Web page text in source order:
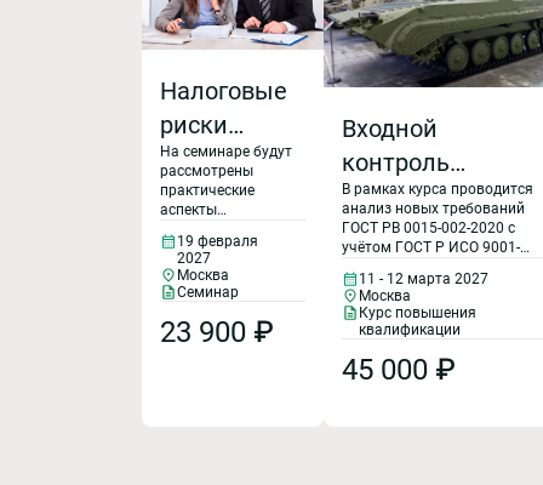
Налоговые
риски
договорной
работы
На семинаре будут
рассмотрены
практические
аспекты
возникающих при
заключении
договоров.
19 февраля
2027
Москва
Семинар
23 900 ₽
Входной
контроль
продукции.
Выявление
контрафактной
продукции.
Рекламационная
работа при
В рамках курса проводится
анализ новых требований
ГОСТ РВ 0015-002-2020 с
учётом ГОСТ Р ИСО 9001-
СМК организаций,
участвующих в исполнении
ГОЗ. Рассматриваются: -
изделий военной техники по
ГОСТ РВ 0015-308-2017; -
11 - 12 марта 2027
Москва
Курс повышения
квалификации
45 000 ₽